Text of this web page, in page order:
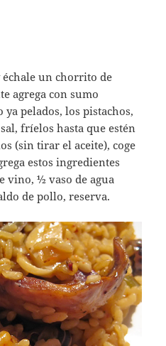
échale un chorrito de
agrega con sumo
pelados, los pistachos,
fríelos hasta que estén
(sin tirar el aceite), coge
estos ingredientes
vino, ½ vaso de agua
de pollo, reserva.